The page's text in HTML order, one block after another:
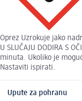
Oprez Uzrokuje jako
U SLUČAJU DODIRA S
minuta. Ukoliko je
Nastaviti ispirati.
Upute za pohranu